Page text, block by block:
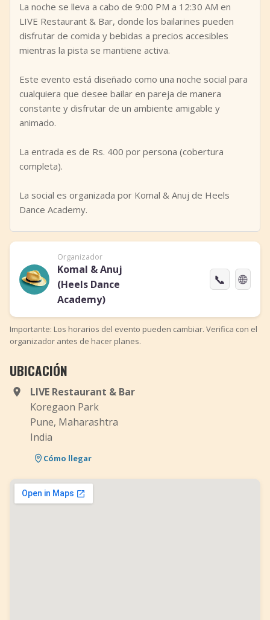
La noche se lleva a cabo de 9:00 PM a 12:30 AM en
LIVE Restaurant & Bar, donde los bailarines pueden
disfrutar de comida y bebidas a precios accesibles
mientras la pista se mantiene activa.
Este evento está diseñado como una noche social para
cualquiera que desee bailar en pareja de manera
constante y disfrutar de un ambiente amigable y
animado.
La entrada es de Rs. 400 por persona (cobertura
completa).
La social es organizada por Komal & Anuj de Heels
Dance Academy.
Organizador
Komal & Anuj
(Heels Dance
Academy)
📞 🌐
Importante: Los horarios del evento pueden cambiar. Verifica con el
organizador antes de hacer planes.
UBICACIÓN
LIVE Restaurant & Bar
Koregaon Park
Pune, Maharashtra
India
Cómo llegar